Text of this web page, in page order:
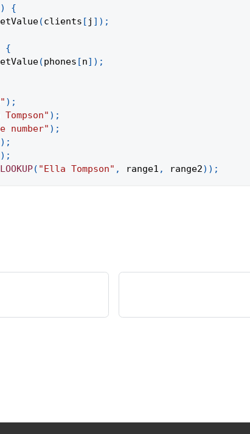
)
{
(clients [ j ] ) ;
{
(phones [n] ) ;
) ;
) ;
number" ) ;
) ;
) ;
LOOKUP( "Ella Tompson" , range1 , range2) ) ;